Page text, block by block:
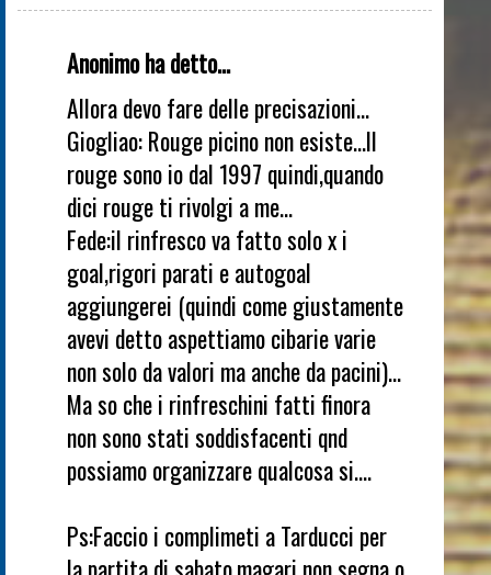
Anonimo ha detto...
Allora devo fare delle precisazioni...
Giogliao: Rouge picino non esiste...Il
rouge sono io dal 1997 quindi,quando
dici rouge ti rivolgi a me...
Fede:il rinfresco va fatto solo x i
goal,rigori parati e autogoal
aggiungerei (quindi come giustamente
avevi detto aspettiamo cibarie varie
non solo da valori ma anche da pacini)...
Ma so che i rinfreschini fatti finora
non sono stati soddisfacenti qnd
possiamo organizzare qualcosa si....
Ps:Faccio i complimeti a Tarducci per